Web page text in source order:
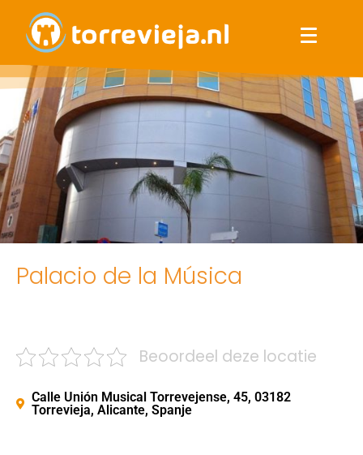
Palacio de la Música
Beoordeel deze locatie
Calle Unión Musical Torrevejense, 45, 03182
Torrevieja, Alicante, Spanje